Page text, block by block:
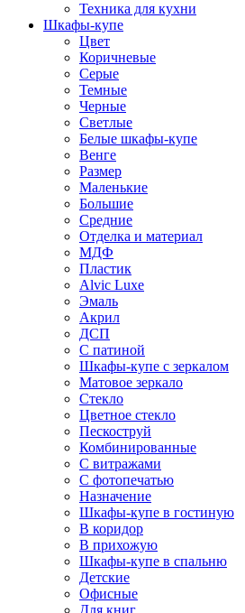
Техника для кухни
Шкафы-купе
Цвет
Коричневые
Серые
Темные
Черные
Светлые
Белые шкафы-купе
Венге
Размер
Маленькие
Большие
Средние
Отделка и материал
МДФ
Пластик
Alvic Luxe
Эмаль
Акрил
ДСП
С патиной
Шкафы-купе с зеркалом
Матовое зеркало
Стекло
Цветное стекло
Пескоструй
Комбинированные
С витражами
С фотопечатью
Назначение
Шкафы-купе в гостиную
В коридор
В прихожую
Шкафы-купе в спальню
Детские
Офисные
Для книг